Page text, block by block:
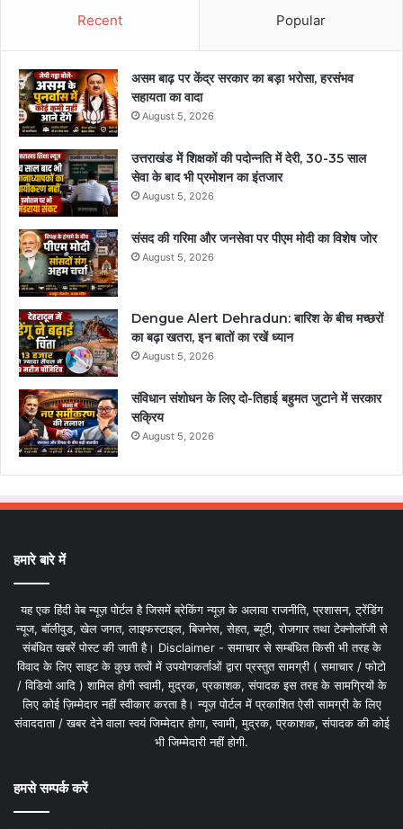
Recent Popular
असम बाढ़ पर केंद्र सरकार का बड़ा भरोसा, हरसंभव
सहायता का वादा
August 5, 2026
उत्तराखंड में शिक्षकों की पदोन्नति में देरी, 30-35 साल
सेवा के बाद भी प्रमोशन का इंतजार
August 5, 2026
संसद की गरिमा और जनसेवा पर पीएम मोदी का विशेष जोर
August 5, 2026
Dengue Alert Dehradun: बारिश के बीच मच्छरों
का बढ़ा खतरा, इन बातों का रखें ध्यान
August 5, 2026
संविधान संशोधन के लिए दो-तिहाई बहुमत जुटाने में सरकार
सक्रिय
August 5, 2026
हमारे बारे में
यह एक हिंदी वेब न्यूज़ पोर्टल है जिसमें ब्रेकिंग न्यूज़ के अलावा राजनीति, प्रशासन, ट्रेंडिंग
न्यूज, बॉलीवुड, खेल जगत, लाइफस्टाइल, बिजनेस, सेहत, ब्यूटी, रोजगार तथा टेक्नोलॉजी से
संबंधित खबरें पोस्ट की जाती है। Disclaimer - समाचार से सम्बंधित किसी भी तरह के
विवाद के लिए साइट के कुछ तत्वों में उपयोगकर्ताओं द्वारा प्रस्तुत सामग्री ( समाचार / फोटो
/ विडियो आदि ) शामिल होगी स्वामी, मुद्रक, प्रकाशक, संपादक इस तरह के सामग्रियों के
लिए कोई ज़िम्मेदार नहीं स्वीकार करता है। न्यूज़ पोर्टल में प्रकाशित ऐसी सामग्री के लिए
संवाददाता / खबर देने वाला स्वयं जिम्मेदार होगा, स्वामी, मुद्रक, प्रकाशक, संपादक की कोई
भी जिम्मेदारी नहीं होगी.
हमसे सम्पर्क करें